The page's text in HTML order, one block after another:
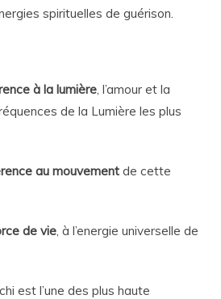
spirituelles de guérison.
à la lumière, l’amour et la
de la Lumière les plus
au mouvement de cette
de vie, à l’energie universelle de
est l’une des plus haute